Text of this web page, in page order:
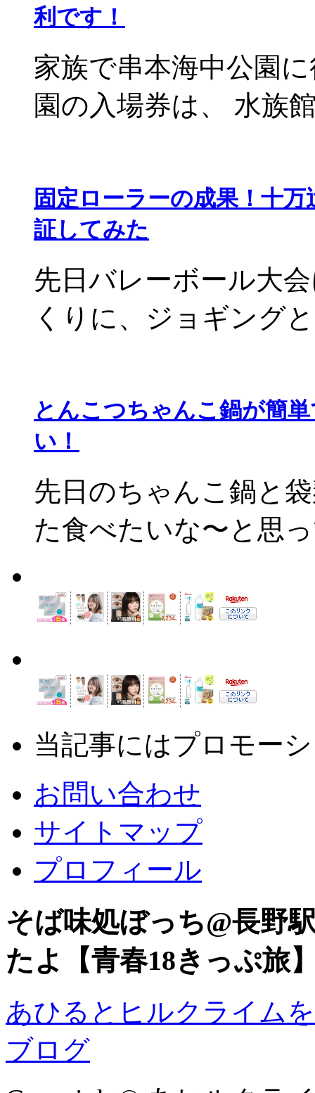
利です！
家族で串本海中公園
園の入場券は、 水族
固定ローラーの成果！十
証してみた
先日バレーボール大
くりに、ジョギング
とんこつちゃんこ鍋が簡
い！
先日のちゃんこ鍋と
た食べたいな〜と思
当記事にはプロモー
お問い合わせ
サイトマップ
プロフィール
そば味処ぼっち@長野
たよ【青春18きっぷ旅
あひるとヒルクライム
ブログ